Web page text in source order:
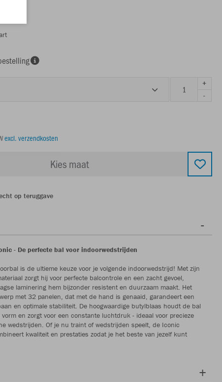
+
-
excl. verzendkosten
Kies maat
op teruggave
- De perfecte bal voor indoorwedstrijden
is de ultieme keuze voor je volgende indoorwedstrijd! Met zijn
zorgt hij voor perfecte balcontrole en een zacht gevoel,
laminering hem bijzonder resistent en duurzaam maakt. Het
met 32 panelen, dat met de hand is genaaid, garandeert een
en optimale stabiliteit. De hoogwaardige butylblaas houdt de bal
en zorgt voor een constante luchtdruk - ideaal voor precieze
wedstrijden. Of je nu traint of wedstrijden speelt, de Iconic
kwaliteit en prestaties zodat je het beste van jezelf kunt